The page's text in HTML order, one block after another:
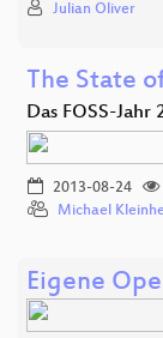
Julian Oliver
The State
Das FOSS-Jahr
2013-08-24
Michael
Eigene